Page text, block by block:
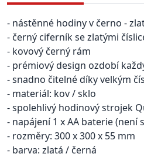
- nástěnné hodiny v černo -
- černý ciferník se zlatými
- kovový černý rám
- prémiový design ozdobí
- snadno čitelné díky velkým
- materiál: kov / sklo
- spolehlivý hodinový strojek
- napájení 1 x AA baterie (není
- rozměry: 300 x 300 x 55 mm
- barva: zlatá / černá